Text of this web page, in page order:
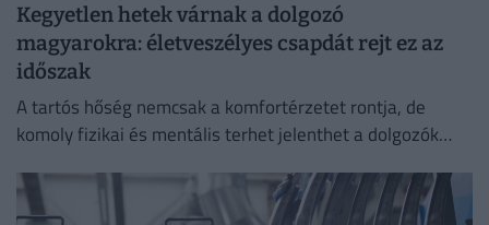
Kegyetlen hetek várnak a dolgozó
magyarokra: életveszélyes csapdát rejt ez az
időszak
A tartós hőség nemcsak a komfortérzetet rontja, de
komoly fizikai és mentális terhet jelenthet a dolgozók